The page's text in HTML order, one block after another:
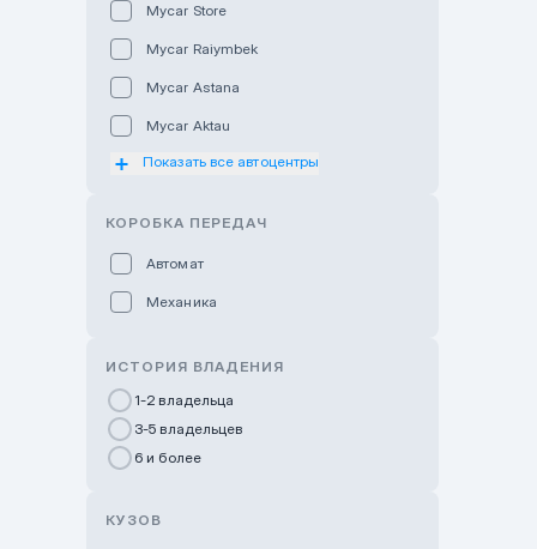
Mycar Store
Mycar Raiymbek
Mycar Astana
Mycar Aktau
Mycar Uralsk
GWM Nurly Zhol
Chery Astana
Показать все автоцентры
КОРОБКА ПЕРЕДАЧ
Автомат
Механика
ИСТОРИЯ ВЛАДЕНИЯ
1-2 владельца
3-5 владельцев
6 и более
КУЗОВ